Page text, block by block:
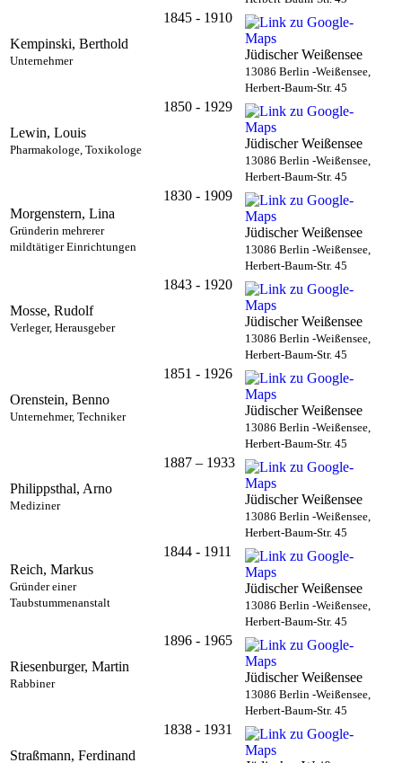
Kempinski, Berthold
Unternehmer
1845 - 1910
Jüdischer Weißensee
13086 Berlin -Weißensee,
Herbert-Baum-Str. 45
Lewin, Louis
Pharmakologe, Toxikologe
1850 - 1929
Jüdischer Weißensee
13086 Berlin -Weißensee,
Herbert-Baum-Str. 45
Morgenstern, Lina
Gründerin mehrerer
mildtätiger Einrichtungen
1830 - 1909
Jüdischer Weißensee
13086 Berlin -Weißensee,
Herbert-Baum-Str. 45
Mosse, Rudolf
Verleger, Herausgeber
1843 - 1920
Jüdischer Weißensee
13086 Berlin -Weißensee,
Herbert-Baum-Str. 45
Orenstein, Benno
Unternehmer, Techniker
1851 - 1926
Jüdischer Weißensee
13086 Berlin -Weißensee,
Herbert-Baum-Str. 45
Philippsthal, Arno
Mediziner
1887 – 1933
Jüdischer Weißensee
13086 Berlin -Weißensee,
Herbert-Baum-Str. 45
Reich, Markus
Gründer einer
Taubstummenanstalt
1844 - 1911
Jüdischer Weißensee
13086 Berlin -Weißensee,
Herbert-Baum-Str. 45
Riesenburger, Martin
Rabbiner
1896 - 1965
Jüdischer Weißensee
13086 Berlin -Weißensee,
Herbert-Baum-Str. 45
Straßmann, Ferdinand
1838 - 1931